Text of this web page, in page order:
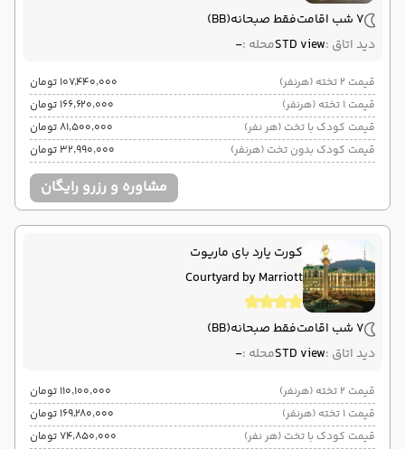
7 شب اقامت فقط صبحانه(BB)
دید اتاق :STD viewمحله :-
قیمت 2 تخته (هرنفر)
۱۰۷٬۴۴۰٬۰۰۰ تومان
قیمت 1 تخته (هرنفر)
۱۶۶٬۶۲۰٬۰۰۰ تومان
قیمت کودک با تخت (هر نفر)
۸۱٬۵۰۰٬۰۰۰ تومان
قیمت کودک بدون تخت (هرنفر)
۳۲٬۹۹۰٬۰۰۰ تومان
مشاوره و رزرو رایگان
کورت یارد بای ماریوت
Courtyard by Marriott
7 شب اقامت فقط صبحانه(BB)
دید اتاق :STD viewمحله :-
قیمت 2 تخته (هرنفر)
۱۱۰٬۱۰۰٬۰۰۰ تومان
قیمت 1 تخته (هرنفر)
۱۶۹٬۲۸۰٬۰۰۰ تومان
قیمت کودک با تخت (هر نفر)
۷۴٬۸۵۰٬۰۰۰ تومان